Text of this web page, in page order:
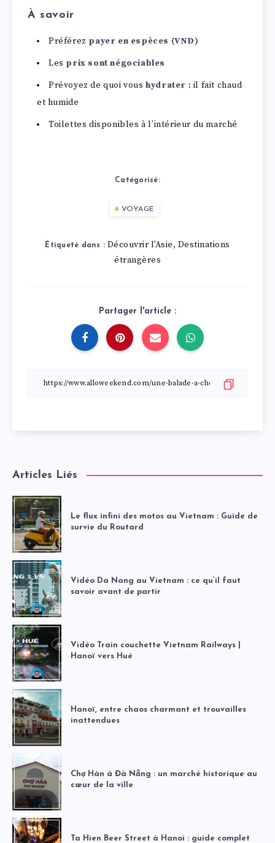
À savoir
Préférez payer en espèces (VND)
Les prix sont négociables
Prévoyez de quoi voushydrater : il fait chaud
et humide
Toilettes disponibles à l’intérieur du marché
Catégorisé:
VOYAGE
Étiqueté dans : Découvrir l'Asie, Destinations
étrangères
Partager l'article :
Articles Liés
Le flux infini des motos au Vietnam : Guide de
survie du Routard
Vidéo Da Nang au Vietnam : ce qu’il faut
savoir avant de partir
Vidéo Train couchette Vietnam Railways |
Hanoï vers Hué
Hanoï, entre chaos charmant et trouvailles
inattendues
Chợ Hàn à Đà Nẵng : un marché historique au
cœur de la ville
Ta Hien Beer Street à Hanoi : guide complet